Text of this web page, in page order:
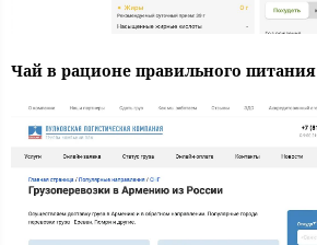
Чай в рационе правильного питания